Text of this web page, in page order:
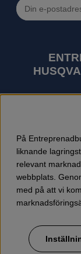
motorsågar,
jordfräsar,
På
liknande
relevant
webbplats.
med på att vi